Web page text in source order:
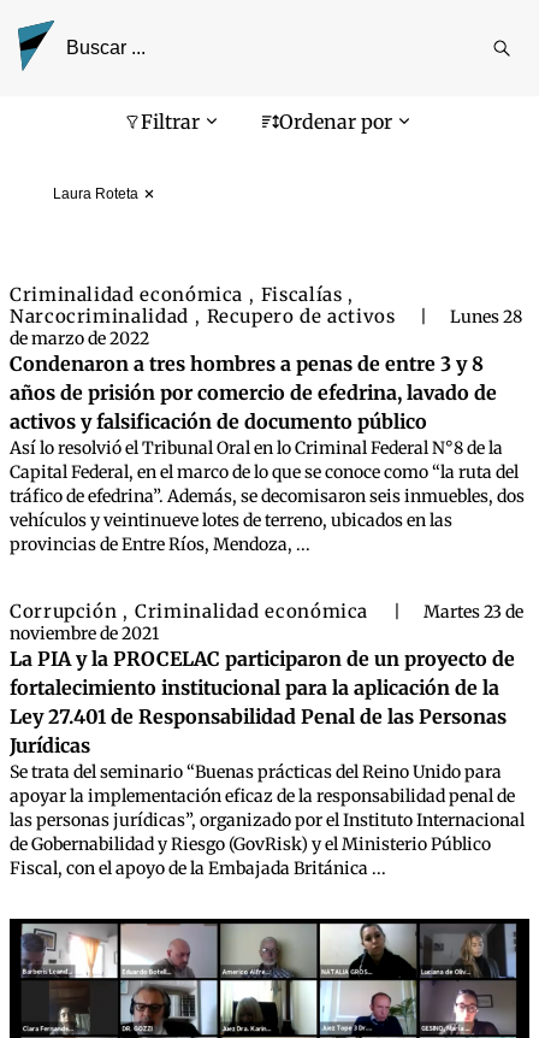
Filtrar Ordenar por
Laura Roteta
Pantalla de búsqueda
Criminalidad económica , Fiscalías ,
Narcocriminalidad , Recupero de activos
Lunes 28
de marzo de 2022
Condenaron a tres hombres a penas de entre 3 y 8
años de prisión por comercio de efedrina, lavado de
activos y falsificación de documento público
Así lo resolvió el Tribunal Oral en lo Criminal Federal N°8 de la
Capital Federal, en el marco de lo que se conoce como “la ruta del
tráfico de efedrina”. Además, se decomisaron seis inmuebles, dos
vehículos y veintinueve lotes de terreno, ubicados en las
provincias de Entre Ríos, Mendoza, ...
Corrupción , Criminalidad económica
Martes 23 de
noviembre de 2021
La PIA y la PROCELAC participaron de un proyecto de
fortalecimiento institucional para la aplicación de la
Ley 27.401 de Responsabilidad Penal de las Personas
Jurídicas
Se trata del seminario “Buenas prácticas del Reino Unido para
apoyar la implementación eficaz de la responsabilidad penal de
las personas jurídicas”, organizado por el Instituto Internacional
de Gobernabilidad y Riesgo (GovRisk) y el Ministerio Público
Fiscal, con el apoyo de la Embajada Británica ...